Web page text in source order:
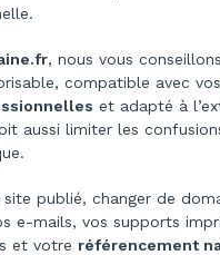
, nous vous
compatible avec vos
et adapté à
aussi limiter les
site publié, changer de
e-mails, vos supports
et votre référencement